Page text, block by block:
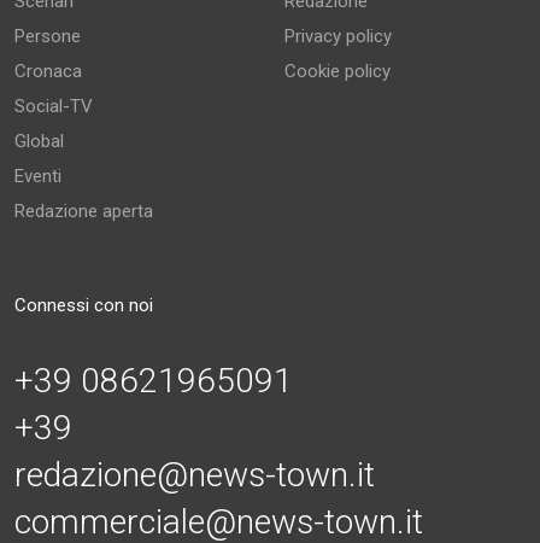
Persone
Cronaca
Social-TV
Global
Eventi
Redazione aperta
Privacy policy
Cookie policy
Connessi con noi
+39 08621965091
+39
redazione@news-town.it
commerciale@news-town.it